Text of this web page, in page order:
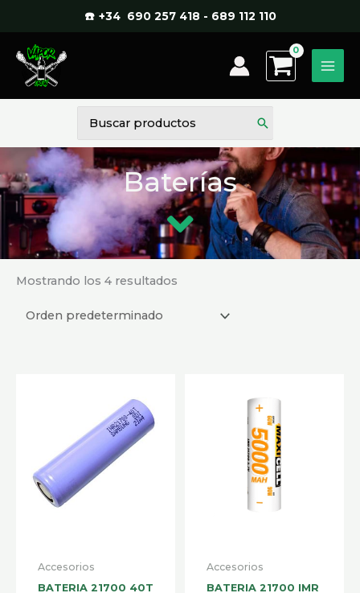
contenido
☎️ +34 690 257 418 - 689 112 110
por:
Baterías
Mostrando los 4 resultados
Accesorios
BATERIA 21700 40T
Accesorios
BATERIA 21700 IMR